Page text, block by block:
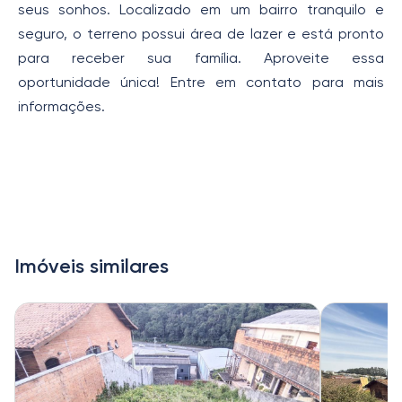
seus sonhos. Localizado em um bairro tranquilo e
seguro, o terreno possui área de lazer e está pronto
para receber sua família. Aproveite essa
oportunidade única! Entre em contato para mais
informações.
Imóveis similares